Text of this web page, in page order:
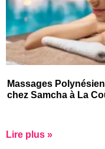
Massages
chez Samcha à La
Lire plus »